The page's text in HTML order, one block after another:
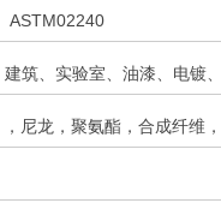
ASTM02240
筑、实验室、油漆、电镀
尼龙，聚氨酯，合成纤维